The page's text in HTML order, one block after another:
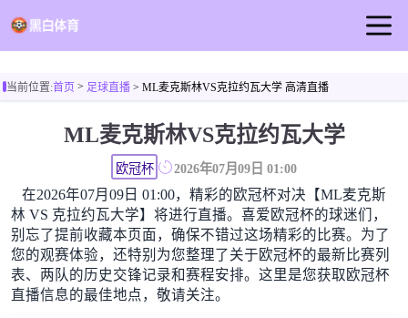
篮球直播
足球新闻
当前位置:首页> 足球直播> ML麦克斯林VS克拉约瓦大学 高清直播
ML麦克斯林VS克拉约瓦大学
欧冠杯 2026年07月09日 01:00
在2026年07月09日 01:00，精彩的欧冠杯对决【ML麦克斯
林 VS 克拉约瓦大学】将进行直播。喜爱欧冠杯的球迷们，
别忘了提前收藏本页面，确保不错过这场精彩的比赛。为了
您的观赛体验，还特别为您整理了关于欧冠杯的最新比赛列
表、两队的历史交锋记录和赛程安排。这里是您获取欧冠杯
直播信息的最佳地点，敬请关注。